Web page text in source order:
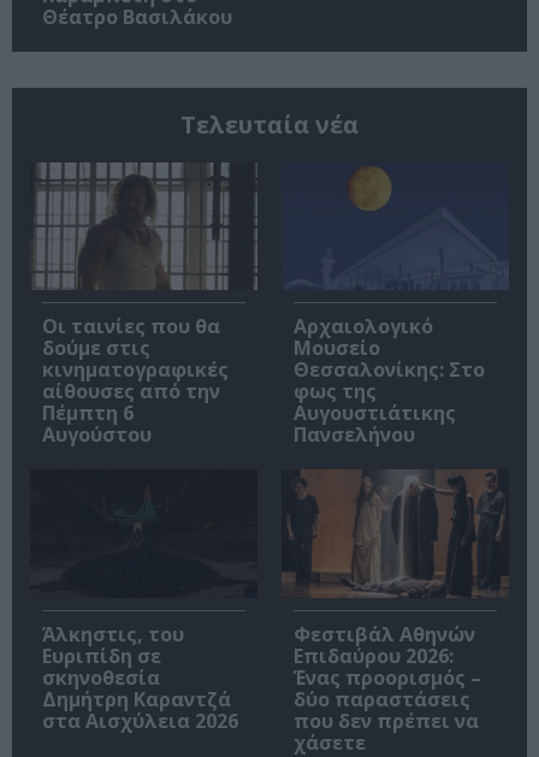
Θέατρο Βασιλάκου
Τελευταία νέα
Οι ταινίες που θα
δούμε στις
κινηματογραφικές
αίθουσες από την
Πέμπτη 6
Αυγούστου
Αρχαιολογικό
Μουσείο
Θεσσαλονίκης: Στο
φως της
Αυγουστιάτικης
Πανσελήνου
Άλκηστις, του
Ευριπίδη σε
σκηνοθεσία
Δημήτρη Καραντζά
στα Αισχύλεια 2026
Φεστιβάλ Αθηνών
Επιδαύρου 2026:
Ένας προορισμός –
δύο παραστάσεις
που δεν πρέπει να
χάσετε